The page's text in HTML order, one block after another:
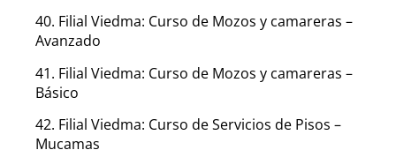
40. Filial Viedma: Curso de Mozos y camareras –
Avanzado
41. Filial Viedma: Curso de Mozos y camareras –
Básico
42. Filial Viedma: Curso de Servicios de Pisos –
Mucamas